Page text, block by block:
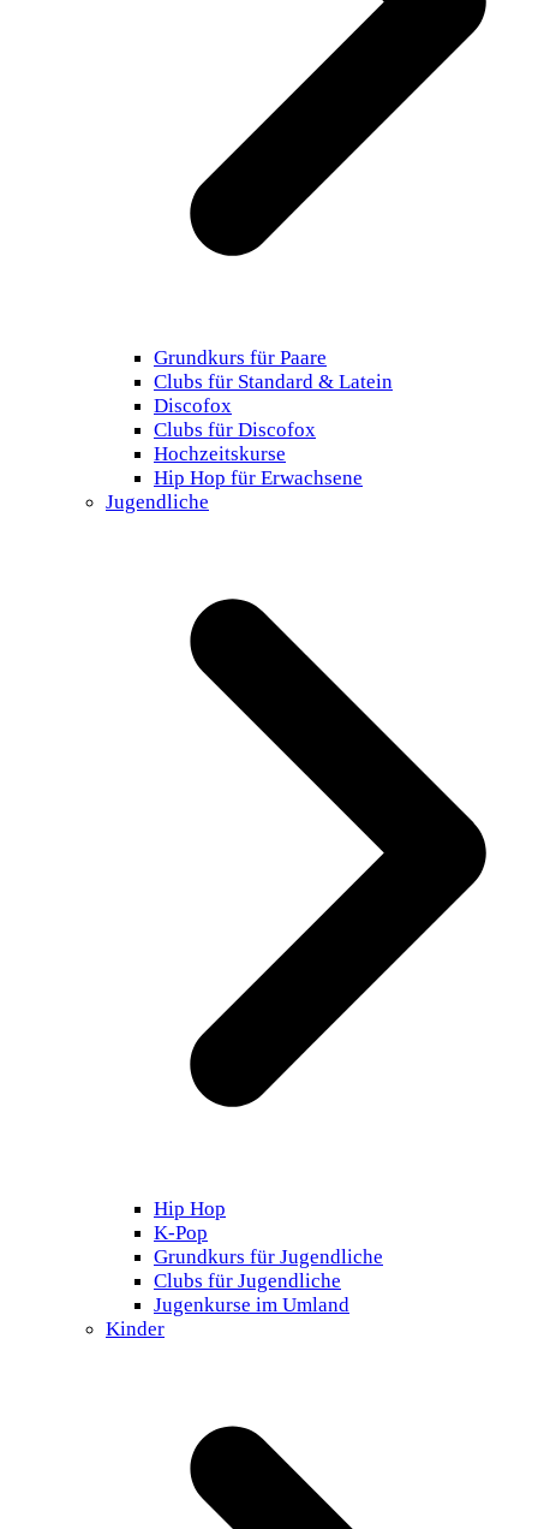
Grundkurs für Paare
Clubs für Standard & Latein
Discofox
Clubs für Discofox
Hochzeitskurse
Hip Hop für Erwachsene
Jugendliche
Hip Hop
K-Pop
Grundkurs für Jugendliche
Clubs für Jugendliche
Jugenkurse im Umland
Kinder